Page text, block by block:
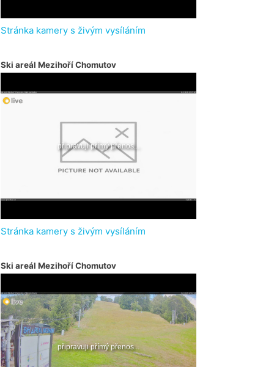
Stránka kamery s živým vysíláním
Ski areál Mezihoří Chomutov
Stránka kamery s živým vysíláním
Ski areál Mezihoří Chomutov